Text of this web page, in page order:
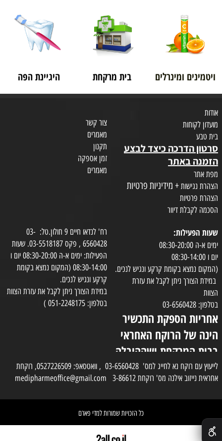
ויטמינים ומינרלים בית מרקחת היגיינת הפה
אודות
מועדון לקוחות
בית טבע
סרטון הדרכה כיצד לבצע
הזמנה באתר
מפת אתר
הצהרת נגישות + מידיניות פרטיות
הצהרת פרטיות
הסכמה לקבלת דיוור
צור קשר
מאמרים
תקנון
זמן אספקה
מאמרים
שעות הפעילות:
ימים א-ה 08:30-20:00
יום ו 08:30-14:00
(המקום נמצא בקומת קרקע ונגיש לנכים.
במידת הצורך ניתן לקבל את עזרת
הצוות
בטלפון: 03-6560428
אחריות הספקת התכשיר
הינה של הרוקח האחראי
בבית המרקחת ושההובלה
בפועל תעשה בעזרת
השליח
רח' לנדאו חיים 9 חולון.טל: 03-
6560428 , פקס 03-5518187. שעות
הפעילות: ימים א-ה 08:30-20:00 יום ו
08:30-14:00 (המקום נמצא בקומת
קרקע ונגיש לנכים.
במידת הצורך ניתן לקבל את עזרת הצוות
בטלפון: 051-2248175 )
לייעוץ עם רוקח נא לחייג למס' 03-6560428 , וואטסאפ: 0527226509, רוקחת
אחראית נייזוב אילנה מס' רוקחת 3-86612 medipharmeoffice@gmail.com
כל הזכויות שמורות למדי פארם